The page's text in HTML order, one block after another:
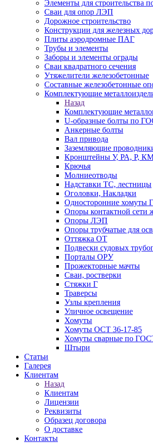
Элементы для строительства
Сваи для опор ЛЭП
Дорожное строительство
Конструкции для железных
Плиты аэродромные ПАГ
Трубы и элементы
Заборы и элементы ограды
Сваи квадратного сечения
Утяжелители железобетонные
Составные железобетонные
Комплектующие
Назад
Комплектующие
U-образные болты по
Анкерные болты
Вал привода
Заземляющие
Кронштейны У, РА, Р,
Крючья
Молниеотводы
Надставки ТС, лестницы
Оголовки, Накладки
Односторонние хомуты
Опоры контактной сети
Опоры ЛЭП
Опоры трубчатые для
Оттяжка ОТ
Подвески судовых
Порталы ОРУ
Прожекторные мачты
Сваи, ростверки
Стяжки Г
Траверсы
Узлы крепления
Уличное освещение
Хомуты
Хомуты ОСТ 36-17-85
Хомуты сварные по
Штыри
Статьи
Галерея
Клиентам
Назад
Клиентам
Лицензии
Реквизиты
Образец договора
О доставке
Контакты